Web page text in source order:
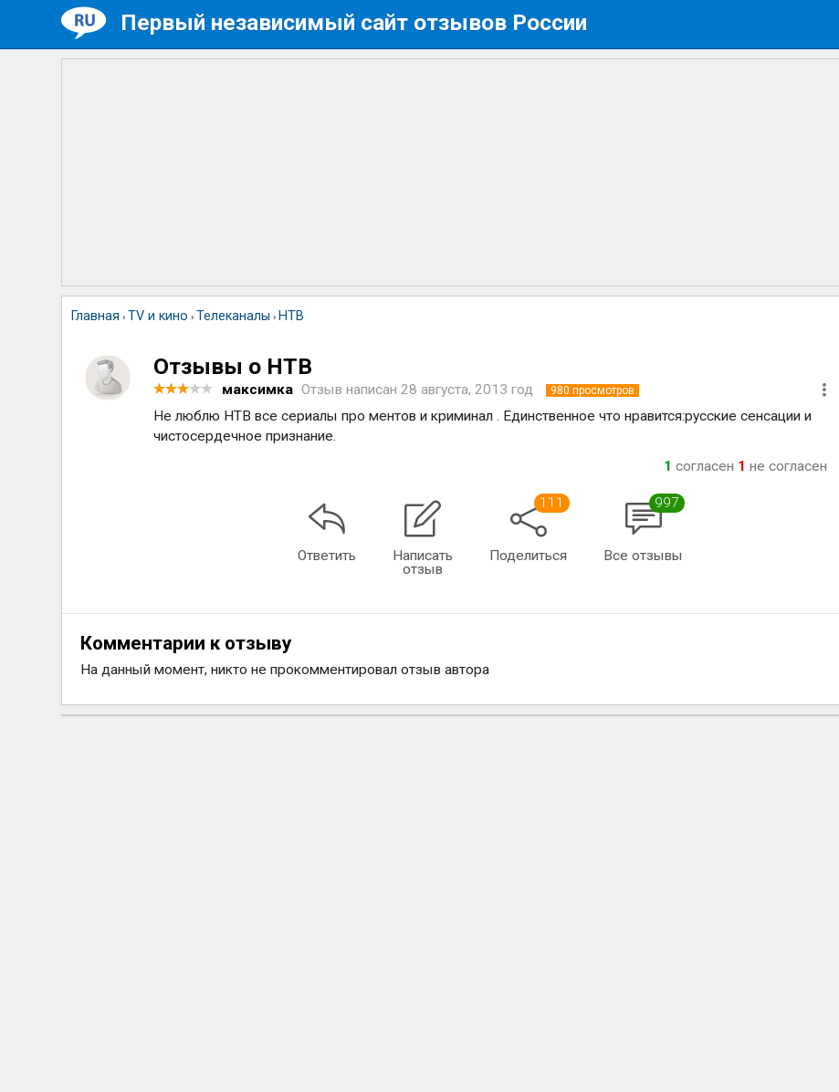
Первый независимый сайт отзывов России
Главная › TV и кино › Телеканалы › НТВ
Отзывы о НТВ
максимка Отзыв написан28 августа, 2013 год 980 просмотров
Не люблю НТВ все сериалы про ментов и криминал . Единственное что нравится:русские сенсации и
чистосердечное признание.
1 согласен 1 не согласен
Ответить
Написать
отзыв
111
Поделиться
997
Все отзывы
Комментарии к отзыву
На данный момент, никто не прокомментировал отзыв автора